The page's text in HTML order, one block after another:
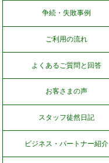
争続・失敗事例
ご利用の流れ
よくあるご質問と回答
お客さまの声
スタッフ徒然日記
ビジネス・パートナー紹介